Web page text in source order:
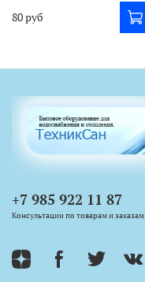
80 руб
+7 985 922 11 87
Консультации по товарам и заказам